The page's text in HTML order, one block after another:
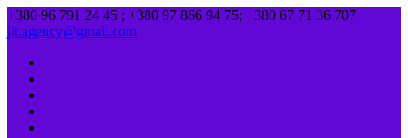
+380 96 791 24 45 ; +380 97 866 94 75; +380 67 71 36 707
jit.agency@gmail.com